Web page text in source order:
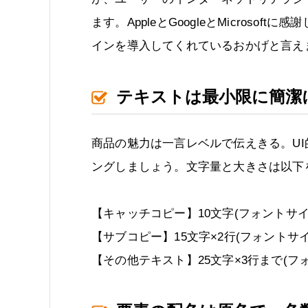
ます。AppleとGoogleとMicrosoftに感
インを導入してくれているおかげと言え
テキストは最小限に簡潔
商品の魅力は一言レベルで伝えきる。
ングしましょう。文字量と大きさは以
【キャッチコピー】10文字(フォント
【サブコピー】15文字×2行(フォント
【その他テキスト】25文字×3行まで(